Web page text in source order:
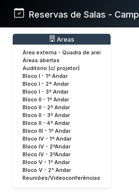
Reservas de Salas -
Areas
Área externa - Quadra de arei
Áreas abertas
Auditório (c/ projetor)
Bloco I - 1º Andar
Bloco I - 2ª Andar
Bloco I - 3º Andar
Bloco II - 1º Andar
Bloco II - 2º Andar
Bloco II - 3º Andar
Bloco II - 4º Andar
Bloco III - 1º Andar
Bloco IV - 1º Andar
Bloco IV - 2ºAndar
Bloco IV - 3ºAndar
Bloco V - 1° Andar
Bloco V - 2° Andar
Reuniões/Videoconferências